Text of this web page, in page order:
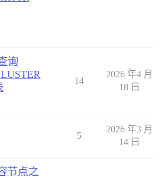
询
14
2026 年4 月
18 日
5
2026 年3 月
14 日
节点之